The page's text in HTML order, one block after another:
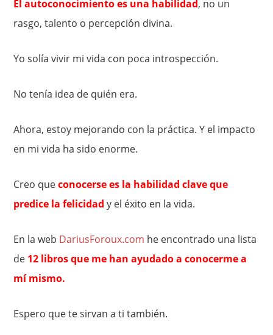
El autoconocimiento es una habilidad, no un
rasgo, talento o percepción divina.
Yo solía ​​vivir mi vida con poca introspección.
No tenía idea de quién era.
Ahora, estoy mejorando con la práctica. Y el impacto
en mi vida ha sido enorme.
Creo queconocerse es la habilidad clave que
predice la felicidad y el éxito en la vida.
En la web DariusForoux.com he encontrado una lista
de 12 libros que me han ayudado a conocerme a
mí mismo.
Espero que te sirvan a ti también.